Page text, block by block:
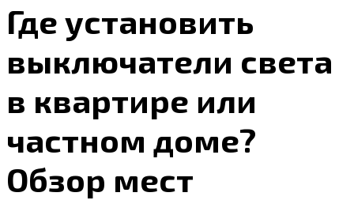
Где установить
выключатели света
в квартире или
частном доме?
Обзор мест